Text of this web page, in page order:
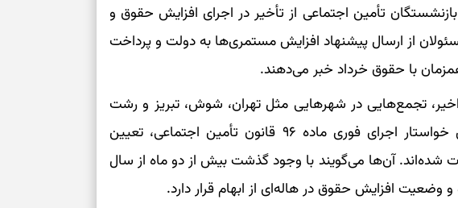
تأمین اجتماعی از تأخیر در اجرای افزایش حقوق و
از ارسال پیشنهاد افزایش مستمری‌ها به دولت و پرداخت
با حقوق خرداد خبر می‌دهند.
تجمع‌هایی در شهرهایی مثل تهران، شوش، تبریز و رشت
برگزار شده و بازنشستگان معترض خواستار اجرای فوری ماده ۹۶ قانون تأمین اجتماعی، تعیین
آن‌ها می‌گویند با وجود گذشت بیش از دو ماه از سال